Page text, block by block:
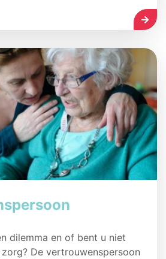
dilemma en of bent u niet
De vertrouwenspersoon